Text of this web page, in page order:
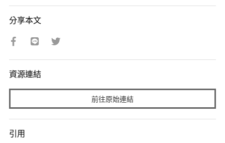
分享本文
資源連結
前往原始連結
引用